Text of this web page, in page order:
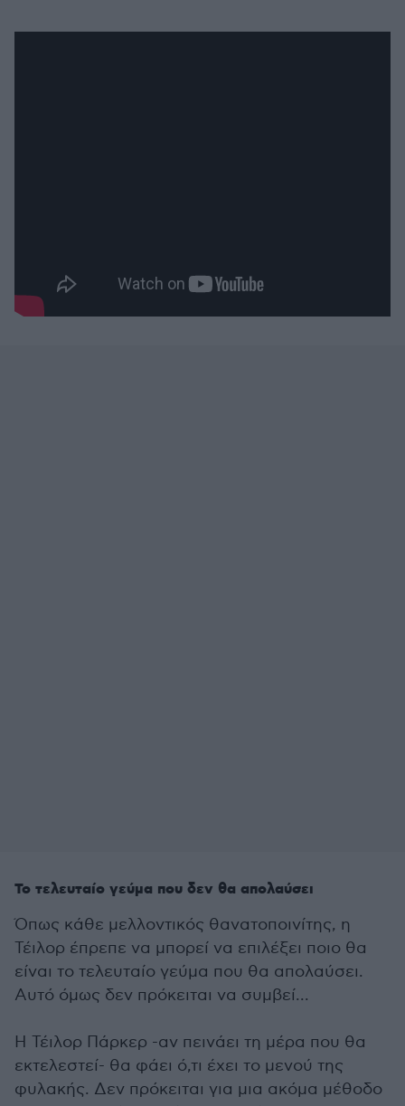
Το τελευταίο γεύμα που δεν θα απολαύσει
Όπως κάθε μελλοντικός θανατοποινίτης, η
Τέιλορ έπρεπε να μπορεί να επιλέξει ποιο θα
είναι το τελευταίο γεύμα που θα απολαύσει.
Αυτό όμως δεν πρόκειται να συμβεί...
Η Τέιλορ Πάρκερ -αν πεινάει τη μέρα που θα
εκτελεστεί- θα φάει ό,τι έχει το μενού της
φυλακής. Δεν πρόκειται για μια ακόμα μέθοδο